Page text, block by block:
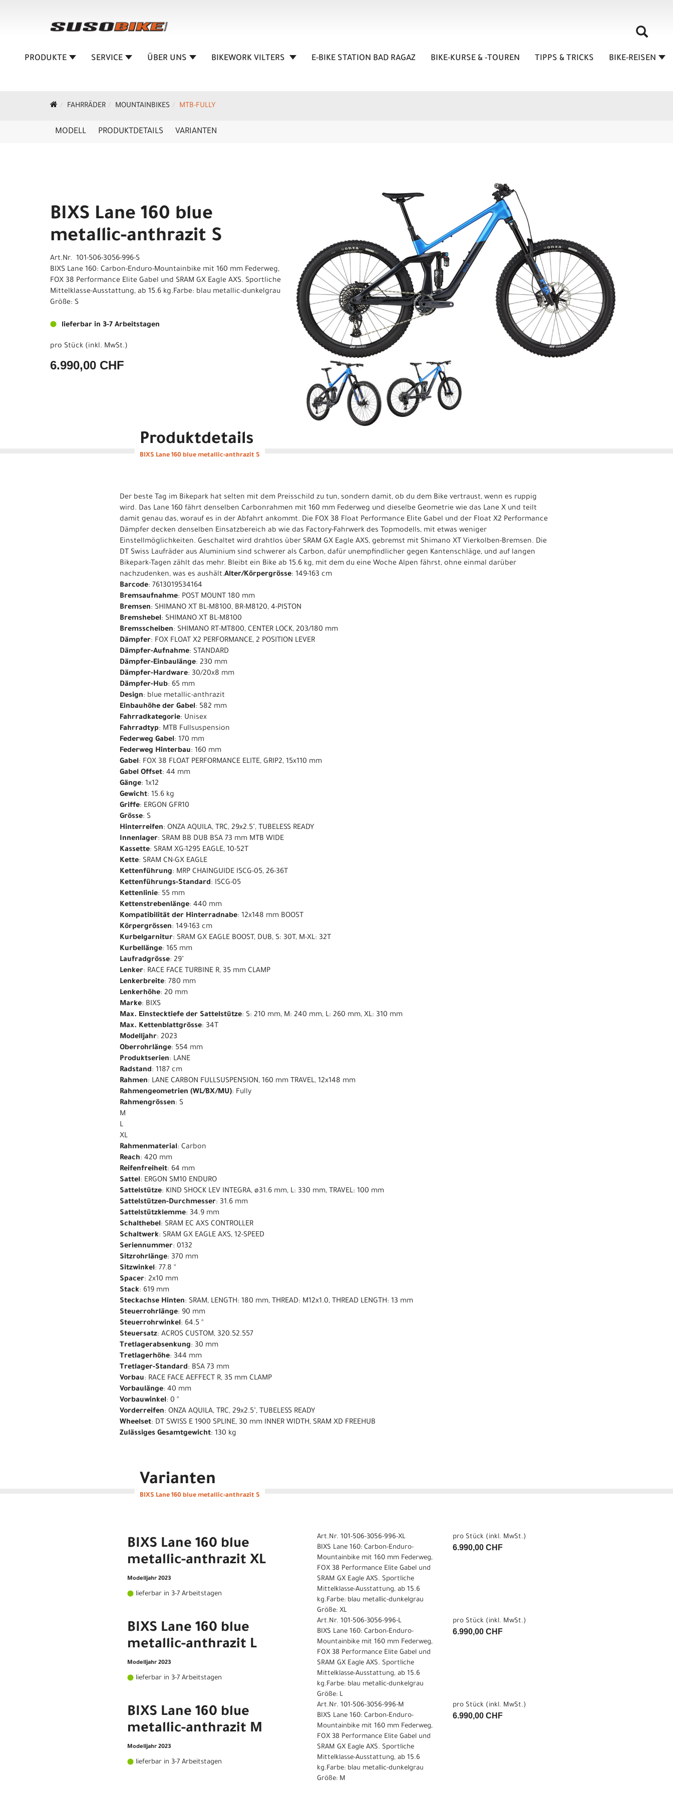
PRODUKTE SERVICE ÜBER UNS BIKEWORK VILTERS E-BIKE STATION BAD RAGAZ BIKE-KURSE & -TOUREN TIPPS & TRICKS BIKE-REISEN
FAHRRÄDER MOUNTAINBIKES MTB-FULLY
MODELL PRODUKTDETAILS VARIANTEN
BIXS Lane 160 blue
metallic-anthrazit S
Art.Nr. 101-506-3056-996-S
BIXS Lane 160: Carbon-Enduro-Mountainbike mit 160 mm Federweg,
FOX 38 Performance Elite Gabel und SRAM GX Eagle AXS. Sportliche
Mittelklasse-Ausstattung, ab 15.6 kg.Farbe: blau metallic-dunkelgrau
Größe: S
lieferbar in 3-7 Arbeitstagen
pro Stück (inkl. MwSt.)
6.990,00 CHF
Produktdetails
BIXS Lane 160 blue metallic-anthrazit S
Der beste Tag im Bikepark hat selten mit dem Preisschild zu tun, sondern damit, ob du dem Bike vertraust, wenn es ruppig
wird. Das Lane 160 fährt denselben Carbonrahmen mit 160 mm Federweg und dieselbe Geometrie wie das Lane X und teilt
damit genau das, worauf es in der Abfahrt ankommt. Die FOX 38 Float Performance Elite Gabel und der Float X2 Performance
Dämpfer decken denselben Einsatzbereich ab wie das Factory-Fahrwerk des Topmodells, mit etwas weniger
Einstellmöglichkeiten. Geschaltet wird drahtlos über SRAM GX Eagle AXS, gebremst mit Shimano XT Vierkolben-Bremsen. Die
DT Swiss Laufräder aus Aluminium sind schwerer als Carbon, dafür unempfindlicher gegen Kantenschläge, und auf langen
Bikepark-Tagen zählt das mehr. Bleibt ein Bike ab 15.6 kg, mit dem du eine Woche Alpen fährst, ohne einmal darüber
nachzudenken, was es aushält.Alter/Körpergrösse: 149-163 cm
Barcode: 7613019534164
Bremsaufnahme: POST MOUNT 180 mm
Bremsen: SHIMANO XT BL-M8100, BR-M8120, 4-PISTON
Bremshebel: SHIMANO XT BL-M8100
Bremsscheiben: SHIMANO RT-MT800, CENTER LOCK, 203/180 mm
Dämpfer: FOX FLOAT X2 PERFORMANCE, 2 POSITION LEVER
Dämpfer-Aufnahme: STANDARD
Dämpfer-Einbaulänge: 230 mm
Dämpfer-Hardware: 30/20x8 mm
Dämpfer-Hub: 65 mm
Design: blue metallic-anthrazit
Einbauhöhe der Gabel: 582 mm
Fahrradkategorie: Unisex
Fahrradtyp: MTB Fullsuspension
Federweg Gabel: 170 mm
Federweg Hinterbau: 160 mm
Gabel: FOX 38 FLOAT PERFORMANCE ELITE, GRIP2, 15x110 mm
Gabel Offset: 44 mm
Gänge: 1x12
Gewicht: 15.6 kg
Griffe: ERGON GFR10
Grösse: S
Hinterreifen: ONZA AQUILA, TRC, 29x2.5", TUBELESS READY
Innenlager: SRAM BB DUB BSA 73 mm MTB WIDE
Kassette: SRAM XG-1295 EAGLE, 10-52T
Kette: SRAM CN-GX EAGLE
Kettenführung: MRP CHAINGUIDE ISCG-05, 26-36T
Kettenführungs-Standard: ISCG-05
Kettenlinie: 55 mm
Kettenstrebenlänge: 440 mm
Kompatibilität der Hinterradnabe: 12x148 mm BOOST
Körpergrössen: 149-163 cm
Kurbelgarnitur: SRAM GX EAGLE BOOST, DUB, S: 30T, M-XL: 32T
Kurbellänge: 165 mm
Laufradgrösse: 29"
Lenker: RACE FACE TURBINE R, 35 mm CLAMP
Lenkerbreite: 780 mm
Lenkerhöhe: 20 mm
Marke: BIXS
Max. Einstecktiefe der Sattelstütze: S: 210 mm, M: 240 mm, L: 260 mm, XL: 310 mm
Max. Kettenblattgrösse: 34T
Modelljahr: 2023
Oberrohrlänge: 554 mm
Produktserien: LANE
Radstand: 1187 cm
Rahmen: LANE CARBON FULLSUSPENSION, 160 mm TRAVEL, 12x148 mm
Rahmengeometrien (WL/BX/MU): Fully
Rahmengrössen: S
M
L
XL
Rahmenmaterial: Carbon
Reach: 420 mm
Reifenfreiheit: 64 mm
Sattel: ERGON SM10 ENDURO
Sattelstütze: KIND SHOCK LEV INTEGRA, ø31.6 mm, L: 330 mm, TRAVEL: 100 mm
Sattelstützen-Durchmesser: 31.6 mm
Sattelstützklemme: 34.9 mm
Schalthebel: SRAM EC AXS CONTROLLER
Schaltwerk: SRAM GX EAGLE AXS, 12-SPEED
Seriennummer: 0132
Sitzrohrlänge: 370 mm
Sitzwinkel: 77.8 °
Spacer: 2x10 mm
Stack: 619 mm
Steckachse Hinten: SRAM, LENGTH: 180 mm, THREAD: M12x1.0, THREAD LENGTH: 13 mm
Steuerrohrlänge: 90 mm
Steuerrohrwinkel: 64.5 °
Steuersatz: ACROS CUSTOM, 320.52.557
Tretlagerabsenkung: 30 mm
Tretlagerhöhe: 344 mm
Tretlager-Standard: BSA 73 mm
Vorbau: RACE FACE AEFFECT R, 35 mm CLAMP
Vorbaulänge: 40 mm
Vorbauwinkel: 0 °
Vorderreifen: ONZA AQUILA, TRC, 29x2.5", TUBELESS READY
Wheelset: DT SWISS E 1900 SPLINE, 30 mm INNER WIDTH, SRAM XD FREEHUB
Zulässiges Gesamtgewicht: 130 kg
Varianten
BIXS Lane 160 blue metallic-anthrazit S
BIXS Lane 160 blue
metallic-anthrazit XL
Modelljahr 2023
lieferbar in 3-7 Arbeitstagen
Art.Nr. 101-506-3056-996-XL
BIXS Lane 160: Carbon-Enduro-
Mountainbike mit 160 mm Federweg,
FOX 38 Performance Elite Gabel und
SRAM GX Eagle AXS. Sportliche
Mittelklasse-Ausstattung, ab 15.6
kg.Farbe: blau metallic-dunkelgrau
Größe: XL
pro Stück (inkl. MwSt.)
6.990,00 CHF
BIXS Lane 160 blue
metallic-anthrazit L
Modelljahr 2023
lieferbar in 3-7 Arbeitstagen
Art.Nr. 101-506-3056-996-L
BIXS Lane 160: Carbon-Enduro-
Mountainbike mit 160 mm Federweg,
FOX 38 Performance Elite Gabel und
SRAM GX Eagle AXS. Sportliche
Mittelklasse-Ausstattung, ab 15.6
kg.Farbe: blau metallic-dunkelgrau
Größe: L
pro Stück (inkl. MwSt.)
6.990,00 CHF
BIXS Lane 160 blue
metallic-anthrazit M
Modelljahr 2023
lieferbar in 3-7 Arbeitstagen
Art.Nr. 101-506-3056-996-M
BIXS Lane 160: Carbon-Enduro-
Mountainbike mit 160 mm Federweg,
FOX 38 Performance Elite Gabel und
SRAM GX Eagle AXS. Sportliche
Mittelklasse-Ausstattung, ab 15.6
kg.Farbe: blau metallic-dunkelgrau
Größe: M
pro Stück (inkl. MwSt.)
6.990,00 CHF